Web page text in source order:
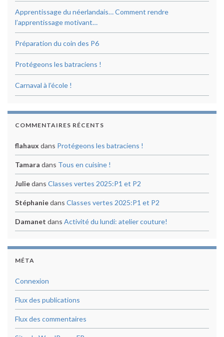
Apprentissage du néerlandais… Comment rendre
l’apprentissage motivant…
Préparation du coin des P6
Protégeons les batraciens !
Carnaval à l’école !
COMMENTAIRES RÉCENTS
flahaux dans Protégeons les batraciens !
Tamara dans Tous en cuisine !
Juliedans Classes vertes 2025:P1 et P2
Stéphaniedans Classes vertes 2025:P1 et P2
Damanet dans Activité du lundi: atelier couture!
MÉTA
Connexion
Flux des publications
Flux des commentaires